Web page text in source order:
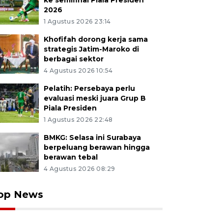
2026
1 Agustus 2026 23:14
Khofifah dorong kerja sama
strategis Jatim-Maroko di
berbagai sektor
4 Agustus 2026 10:54
Pelatih: Persebaya perlu
evaluasi meski juara Grup B
Piala Presiden
1 Agustus 2026 22:48
BMKG: Selasa ini Surabaya
berpeluang berawan hingga
berawan tebal
4 Agustus 2026 08:29
News